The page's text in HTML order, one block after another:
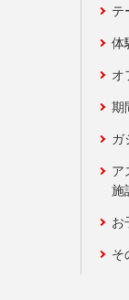
テ
体
オ
期
ガ
ア
施
お
そ